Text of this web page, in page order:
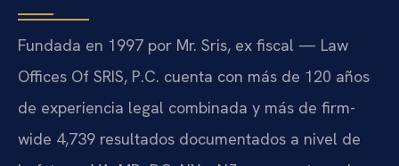
Fundada en 1997 por Mr. Sris, ex fiscal — Law
Offices Of SRIS, P.C. cuenta con más de 120 años
de experiencia legal combinada y más de firm-
wide 4,739 resultados documentados a nivel de